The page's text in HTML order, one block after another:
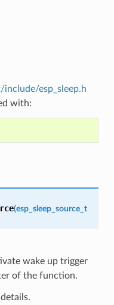
esp_sleep.h
with:
(esp_sleep_source_t
wake up trigger
of the function.